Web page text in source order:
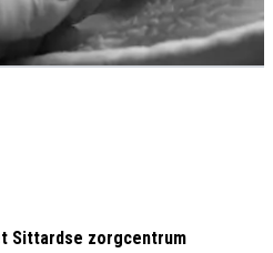
Sittardse zorgcentrum